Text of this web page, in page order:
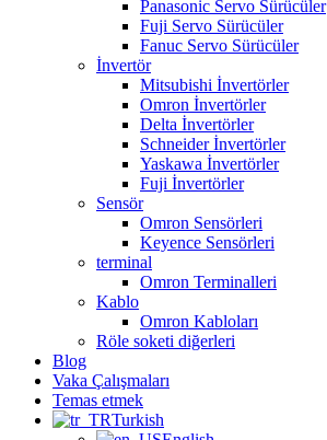
Panasonic Servo Sürücüler
Fuji Servo Sürücüler
Fanuc Servo Sürücüler
İnvertör
Mitsubishi İnvertörler
Omron İnvertörler
Delta İnvertörler
Schneider İnvertörler
Yaskawa İnvertörler
Fuji İnvertörler
Sensör
Omron Sensörleri
Keyence Sensörleri
terminal
Omron Terminalleri
Kablo
Omron Kabloları
Röle soketi diğerleri
Blog
Vaka Çalışmaları
Temas etmek
Turkish